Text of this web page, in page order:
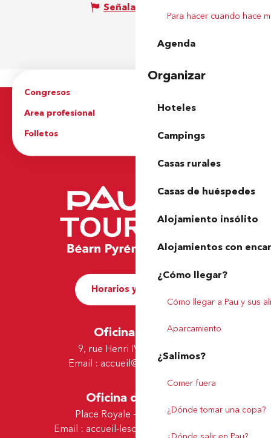
Para hacer cuando hace
Agenda
Organizar
Hoteles
Campings
Casas rurales
Casas de huéspedes
Alojamiento insólito
Alojamientos con
¿Cómo llegar?
Cómo llegar a Pau y sus
Aparcamiento
¿Salimos?
Comer fuera
¿Dónde tomar una copa?
Señalar un error
Congresos
Area profesional
Prensa
Folletos
Oficina de Turismo
Horarios y contacto
Oficina de Pau
9, rue Henri IV - 64000 Pau
Email : accueil@tourismepau.fr
Oficina de Lescar
Place Royale - 64230 Lescar
Email : accueil-lescar@tourismepau.fr